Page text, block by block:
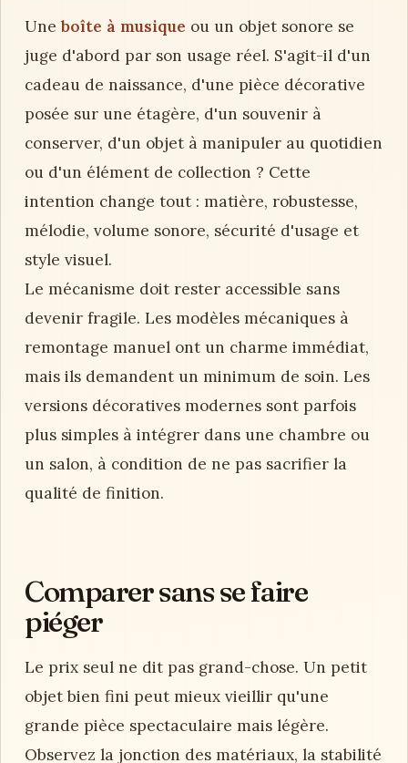
Uneboîte à musique ou un objet sonore se
juge d'abord par son usage réel. S'agit-il d'un
cadeau de naissance, d'une pièce décorative
posée sur une étagère, d'un souvenir à
conserver, d'un objet à manipuler au quotidien
ou d'un élément de collection ? Cette
intention change tout : matière, robustesse,
mélodie, volume sonore, sécurité d'usage et
style visuel.
Le mécanisme doit rester accessible sans
devenir fragile. Les modèles mécaniques à
remontage manuel ont un charme immédiat,
mais ils demandent un minimum de soin. Les
versions décoratives modernes sont parfois
plus simples à intégrer dans une chambre ou
un salon, à condition de ne pas sacrifier la
qualité de finition.
Comparer sans se faire
piéger
Le prix seul ne dit pas grand-chose. Un petit
objet bien fini peut mieux vieillir qu'une
grande pièce spectaculaire mais légère.
Observez la jonction des matériaux, la stabilité